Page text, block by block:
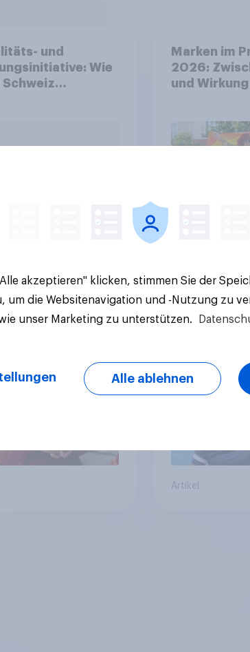
und
Wie
Marken im
2026:
und Wirkung
Umfrage:
Schweiz –
Artikel
akzeptieren" klicken, stimmen Sie der
um die Websitenavigation und -Nutzung zu
unser Marketing zu unterstützen.
Alle ablehnen